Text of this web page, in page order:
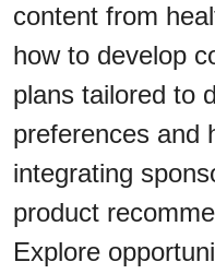
content from
how to develop
plans tailored to
preferences and
integrating
product
Explore